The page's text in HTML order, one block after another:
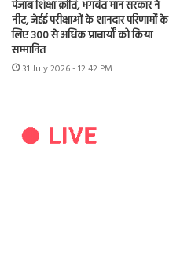
पंजाब शिक्षा क्रांति, भगवंत मान सरकार ने
नीट, जेईई परीक्षाओं के शानदार परिणामों के
लिए 300 से अधिक प्राचार्यों को किया
सम्मानित
31 July 2026 - 12:42 PM